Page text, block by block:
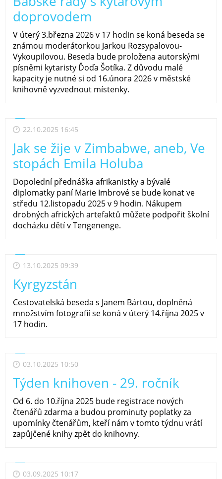
doprovodem
V úterý 3.března 2026 v 17 hodin se koná beseda se
známou moderátorkou Jarkou Rozsypalovou-
Vykoupilovou. Beseda bude proložena autorskými
písněmi kytaristy Ďoďa Šotíka. Z důvodu malé
kapacity je nutné si od 16.února 2026 v městské
knihovně vyzvednout místenky.
22.10.2025 16:45
Jak se žije v Zimbabwe, aneb, Ve
stopách Emila Holuba
Dopolední přednáška afrikanistky a bývalé
diplomatky paní Marie Imbrové se bude konat ve
středu 12.listopadu 2025 v 9 hodin. Nákupem
drobných afrických artefaktů můžete podpořit školní
docházku dětí v Tengenenge.
13.10.2025 09:39
Kyrgyzstán
Cestovatelská beseda s Janem Bártou, doplněná
množstvím fotografií se koná v úterý 14.října 2025 v
17 hodin.
03.10.2025 10:50
Týden knihoven - 29. ročník
Od 6. do 10.října 2025 bude registrace nových
čtenářů zdarma a budou prominuty poplatky za
upomínky čtenářům, kteří nám v tomto týdnu vrátí
zapůjčené knihy zpět do knihovny.
03.09.2025 10:17